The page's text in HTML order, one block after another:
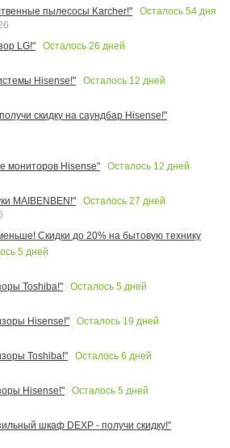
пылесосы Karcher!"
Осталось 54 дня
LG!"
Осталось 26 дней
Hisense!"
Осталось 12 дней
скидку на саундбар Hisense!"
мониторов Hisense"
Осталось 12 дней
MAIBENBEN!"
Осталось 27 дней
Скидки до 20% на бытовую технику
5 дней
Toshiba!"
Осталось 5 дней
Hisense!"
Осталось 19 дней
Toshiba!"
Осталось 6 дней
Hisense!"
Осталось 5 дней
шкаф DEXP - получи скидку!"